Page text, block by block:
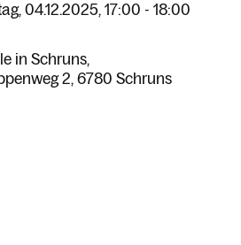
04.12.2025, 17:00 - 18:00
in Schruns
2 6780 Schruns